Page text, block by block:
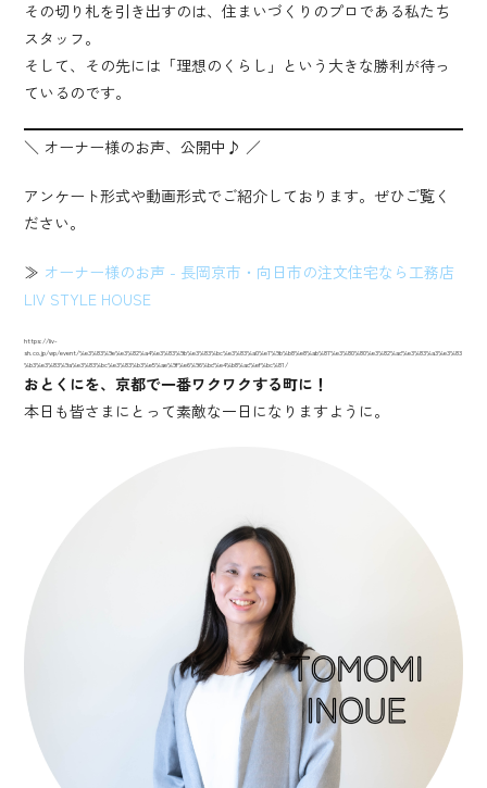
その切り札を引き出すのは、住まいづくりのプロである私たち
スタッフ。
そして、その先には「理想のくらし」という大きな勝利が待っ
ているのです。
＼ オーナー様のお声、公開中♪ ／
アンケート形式や動画形式でご紹介しております。ぜひご覧く
ださい。
≫ オーナー様のお声 - 長岡京市・向日市の注文住宅なら工務店
LIV STYLE HOUSE
https://liv-
sh.co.jp/wp/event/%e3%83%9e%e3%82%a4%e3%83%9b%e3%83%bc%e3%83%a0%e7%9b%b8%e8%ab%87%e3%80%80%e3%82%ad%e3%83%a3%e3%83
%b3%e3%83%9a%e3%83%bc%e3%83%b3%e5%ae%9f%e6%96%bd%e4%b8%ad%ef%bc%81/
おとくにを、京都で一番ワクワクする町に！
本日も皆さまにとって素敵な一日になりますように。